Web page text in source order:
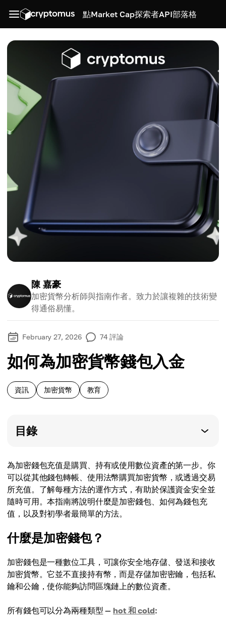
點Market Cap探索者API部落格
陳 嘉豪
加密貨幣分析師與指南作者。致力於讓複雜的技術變
得通俗易懂。
February 27, 2026 74 評論
如何為加密貨幣錢包入金
資訊 加密貨幣 教育
目錄
為加密錢包充值是購買、持有或使用數位資產的第一步。你
可以從其他錢包轉帳、使用法幣購買加密貨幣，或透過交易
所充值。了解每種方法的運作方式，有助於保護資金安全並
隨時可用。本指南將說明什麼是加密錢包、如何為錢包充
值，以及對初學者最簡單的方法。
什麼是加密錢包？
加密錢包是一種數位工具，可讓你安全地存儲、發送和接收
加密貨幣。它並不直接持有幣，而是存儲加密密鑰，包括私
鑰和公鑰，使你能夠訪問區塊鏈上的數位資產。
所有錢包可以分為兩種類型 —hot 和 cold: